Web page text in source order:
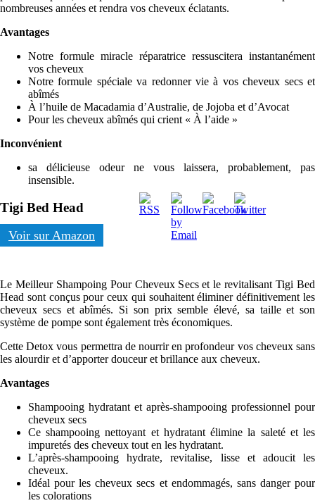
nombreuses années et rendra vos cheveux éclatants.
Avantages
Notre formule miracle réparatrice ressuscitera instantanément
vos cheveux
Notre formule spéciale va redonner vie à vos cheveux secs et
abîmés
À l’huile de Macadamia d’Australie, de Jojoba et d’Avocat
Pour les cheveux abîmés qui crient « À l’aide »
Inconvénient
sa délicieuse odeur ne vous laissera, probablement, pas
insensible.
Tigi Bed Head
Voir sur Amazon
Le Meilleur Shampoing Pour Cheveux Secs et le revitalisant Tigi Bed
Head sont conçus pour ceux qui souhaitent éliminer définitivement les
cheveux secs et abîmés. Si son prix semble élevé, sa taille et son
système de pompe sont également très économiques.
Cette Detox vous permettra de nourrir en profondeur vos cheveux sans
les alourdir et d’apporter douceur et brillance aux cheveux.
Avantages
Shampooing hydratant et après-shampooing professionnel pour
cheveux secs
Ce shampooing nettoyant et hydratant élimine la saleté et les
impuretés des cheveux tout en les hydratant.
L’après-shampooing hydrate, revitalise, lisse et adoucit les
cheveux.
Idéal pour les cheveux secs et endommagés, sans danger pour
les colorations